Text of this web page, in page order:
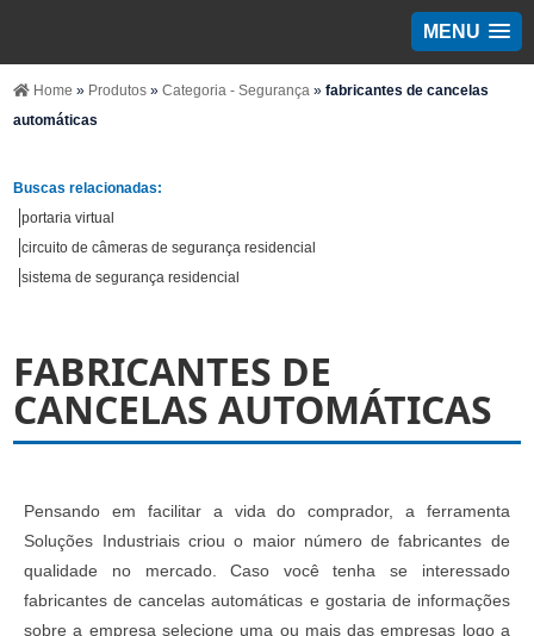
MENU
Home » Produtos»Categoria - Segurança»fabricantes de cancelas
automáticas
Buscas relacionadas:
portaria virtual
circuito de câmeras de segurança residencial
sistema de segurança residencial
FABRICANTES DE
CANCELAS AUTOMÁTICAS
Pensando em facilitar a vida do comprador, a ferramenta
Soluções Industriais criou o maior número de fabricantes de
qualidade no mercado. Caso você tenha se interessado
fabricantes de cancelas automáticas e gostaria de informações
sobre a empresa selecione uma ou mais das empresas logo a